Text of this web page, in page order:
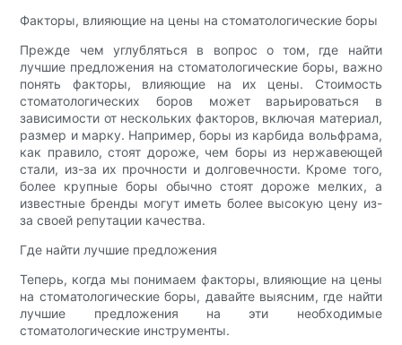
Факторы, влияющие на цены на стоматологические боры
Прежде чем углубляться в вопрос о том, где найти
лучшие предложения на стоматологические боры, важно
понять факторы, влияющие на их цены. Стоимость
стоматологических боров может варьироваться в
зависимости от нескольких факторов, включая материал,
размер и марку. Например, боры из карбида вольфрама,
как правило, стоят дороже, чем боры из нержавеющей
стали, из-за их прочности и долговечности. Кроме того,
более крупные боры обычно стоят дороже мелких, а
известные бренды могут иметь более высокую цену из-
за своей репутации качества.
Где найти лучшие предложения
Теперь, когда мы понимаем факторы, влияющие на цены
на стоматологические боры, давайте выясним, где найти
лучшие предложения на эти необходимые
стоматологические инструменты.